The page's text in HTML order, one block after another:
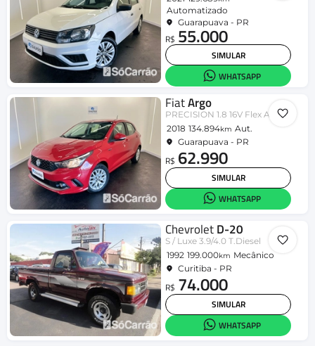
Automatizado
Guarapuava - PR
R$ 55.000
SIMULAR
WHATSAPP
FiatArgo
PRECISION 1.8 16V Flex Aut.
2018 134.894km Aut.
Guarapuava - PR
R$ 62.990
SIMULAR
WHATSAPP
ChevroletD-20
S / Luxe 3.9/4.0 T.Diesel
1992 199.000km Mecânico
Curitiba - PR
R$ 74.000
SIMULAR
WHATSAPP